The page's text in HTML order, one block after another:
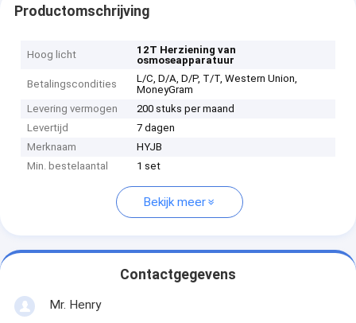
Productomschrijving
Hoog licht
12T Herziening van
osmoseapparatuur
Betalingscondities
L/C, D/A, D/P, T/T, Western Union,
MoneyGram
Levering vermogen
200 stuks per maand
Levertijd
7 dagen
Merknaam
HYJB
Min. bestelaantal
1 set
Bekijk meer
Contactgegevens
Mr. Henry